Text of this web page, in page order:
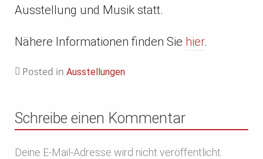
Ausstellung und Musik statt.
Nähere Informationen finden Sie hier.
Posted in Ausstellungen
Schreibe einen Kommentar
Deine E-Mail-Adresse wird nicht veröffentlicht.